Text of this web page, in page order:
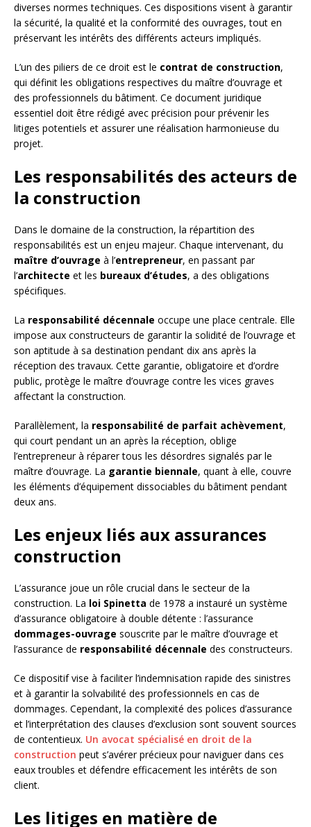
diverses normes techniques. Ces dispositions visent à garantir
la sécurité, la qualité et la conformité des ouvrages, tout en
préservant les intérêts des différents acteurs impliqués.
L’un des piliers de ce droit est le contrat de construction,
qui définit les obligations respectives du maître d’ouvrage et
des professionnels du bâtiment. Ce document juridique
essentiel doit être rédigé avec précision pour prévenir les
litiges potentiels et assurer une réalisation harmonieuse du
projet.
Les responsabilités des acteurs de
la construction
Dans le domaine de la construction, la répartition des
responsabilités est un enjeu majeur. Chaque intervenant, du
maître d’ouvrage à l’entrepreneur, en passant par
l’architecte et les bureaux d’études, a des obligations
spécifiques.
La responsabilité décennale occupe une place centrale. Elle
impose aux constructeurs de garantir la solidité de l’ouvrage et
son aptitude à sa destination pendant dix ans après la
réception des travaux. Cette garantie, obligatoire et d’ordre
public, protège le maître d’ouvrage contre les vices graves
affectant la construction.
Parallèlement, la responsabilité de parfait achèvement,
qui court pendant un an après la réception, oblige
l’entrepreneur à réparer tous les désordres signalés par le
maître d’ouvrage. La garantie biennale, quant à elle, couvre
les éléments d’équipement dissociables du bâtiment pendant
deux ans.
Les enjeux liés aux assurances
construction
L’assurance joue un rôle crucial dans le secteur de la
construction. La loi Spinetta de 1978 a instauré un système
d’assurance obligatoire à double détente : l’assurance
dommages-ouvrage souscrite par le maître d’ouvrage et
l’assurance de responsabilité décennale des constructeurs.
Ce dispositif vise à faciliter l’indemnisation rapide des sinistres
et à garantir la solvabilité des professionnels en cas de
dommages. Cependant, la complexité des polices d’assurance
et l’interprétation des clauses d’exclusion sont souvent sources
de contentieux. Un avocat spécialisé en droit de la
construction peut s’avérer précieux pour naviguer dans ces
eaux troubles et défendre efficacement les intérêts de son
client.
Les litiges en matière de